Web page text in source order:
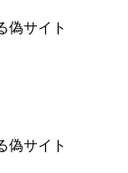
偽サイト
偽サイト